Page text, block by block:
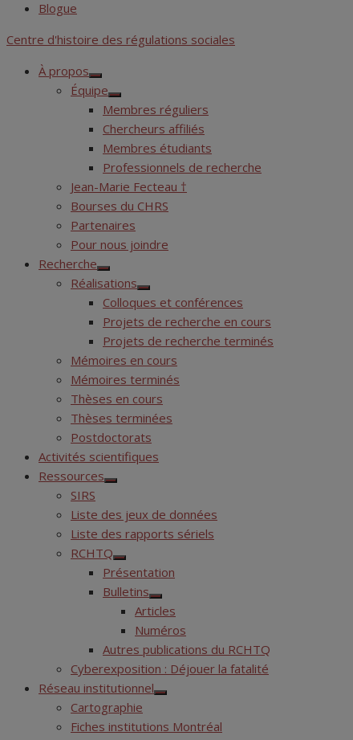
Blogue
Centre d'histoire des régulations sociales
À propos
Show
sub
menu
Équipe
Show
sub
menu
Membres réguliers
Chercheurs affiliés
Membres étudiants
Professionnels de recherche
Jean-Marie Fecteau †
Bourses du CHRS
Partenaires
Pour nous joindre
Recherche
Show
sub
menu
Réalisations
Show
sub
menu
Colloques et conférences
Projets de recherche en cours
Projets de recherche terminés
Mémoires en cours
Mémoires terminés
Thèses en cours
Thèses terminées
Postdoctorats
Activités scientifiques
Ressources
Show
menu
SIRS
Liste des jeux de données
Liste des rapports sériels
RCHTQ
Show
sub
menu
Présentation
Bulletins
Show
sub
menu
Articles
Numéros
Autres publications du RCHTQ
Cyberexposition : Déjouer la fatalité
Réseau institutionnel
Show
menu
Cartographie
Fiches institutions Montréal